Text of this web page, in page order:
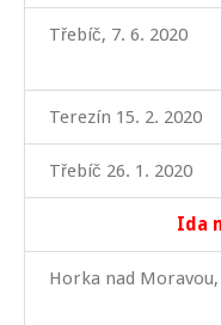
Třebíč, 7. 6. 2020
Terezín 15. 2. 2020
Třebíč 26. 1. 2020
Ida
Horka nad Moravou,